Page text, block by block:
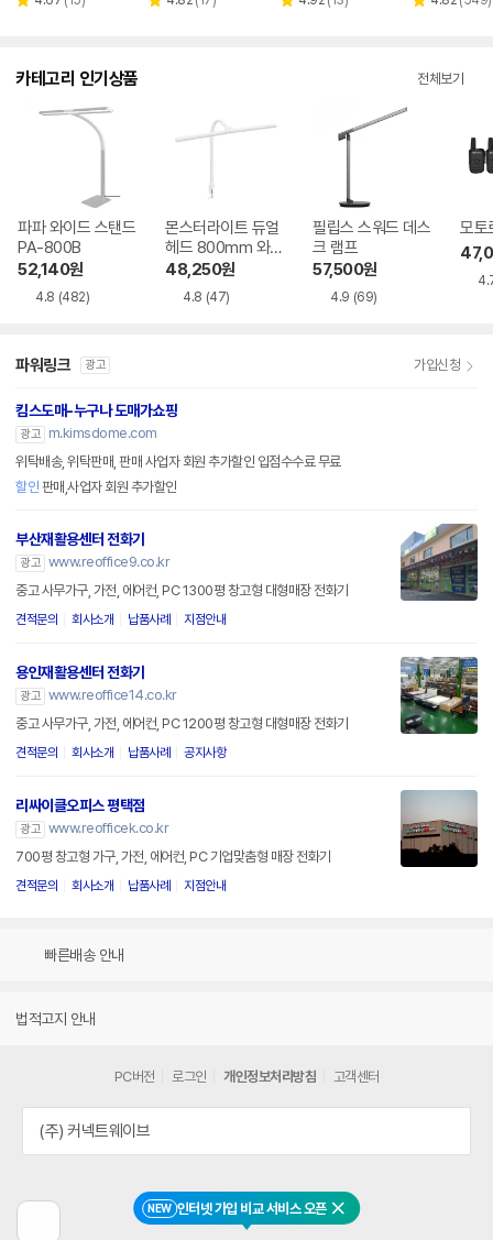
NEW 인터넷 가입 비교 서비스 오픈 닫기
별
별
별
별
카테고리 인기상품 전체보기
파파 와이드 스탠드
PA-800B
52,140원
4.8 (482)
몬스터라이트 듀얼
헤드 800mm 와이
드 스탠드 BWS24
48,250원
4.8 (47)
필립스 스워드 데스
크 램프
57,500원
4.9 (69)
모토
파워링크 광고 가입신청
킴스도매-누구나 도매가쇼핑
광고
m.kimsdome.com
위탁배송, 위탁판매, 판매 사업자 회원 추가할인 입점수수료 무료
할인 판매,사업자 회원 추가할인
부산재활용센터 전화기
광고 www.reoffice9.co.kr
중고 사무가구, 가전, 에어컨, PC 1300평 창고형 대형매장 전화기
견적문의 회사소개 납품사례 지점안내
용인재활용센터 전화기
광고 www.reoffice14.co.kr
중고 사무가구, 가전, 에어컨, PC 1200평 창고형 대형매장 전화기
견적문의 회사소개 납품사례 공지사항
리싸이클오피스 평택점
광고 www.reofficek.co.kr
700평 창고형 가구, 가전, 에어컨, PC 기업맞춤형 매장 전화기
견적문의 회사소개 납품사례 지점안내
빠른배송 안내
법적고지 안내
PC버전 로그인 개인정보처리방침 고객센터
(주) 커넥트웨이브